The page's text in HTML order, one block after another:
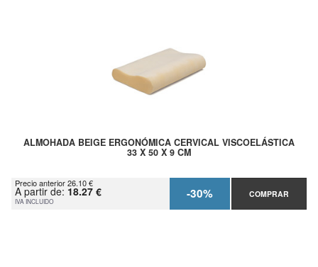
ALMOHADA BEIGE ERGONÓMICA CERVICAL VISCOELÁSTICA
33 X 50 X 9 CM
Precio anterior 26.10 €
A partir de: 18.27 €
IVA INCLUIDO -30% COMPRAR